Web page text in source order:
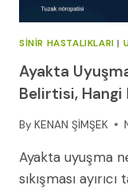
SINIR HASTALIKLARI |
Ayakta
Belirtisi,
By KENAN ŞİMŞEK
Ayakta uyuşma
sıkışması